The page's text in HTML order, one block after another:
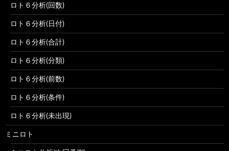
ロト６分析(回数)
ロト６分析(日付)
ロト６分析(合計)
ロト６分析(分類)
ロト６分析(前数)
ロト６分析(条件)
ロト６分析(未出現)
ミニロト